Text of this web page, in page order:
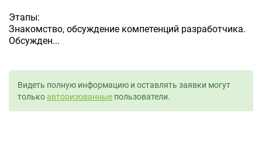
Этапы:
Знакомство, обсуждение компетенций разработчика.
Обсужден...
Видеть полную информацию и оставлять заявки могут
толькоавторизованные пользователи.